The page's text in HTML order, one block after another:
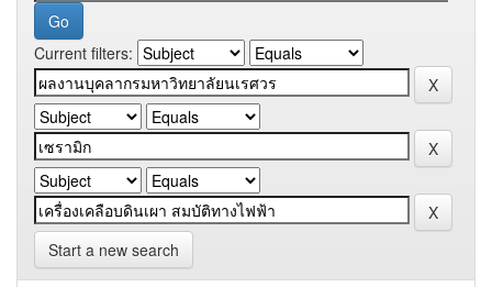
Current filters:
Start a new search